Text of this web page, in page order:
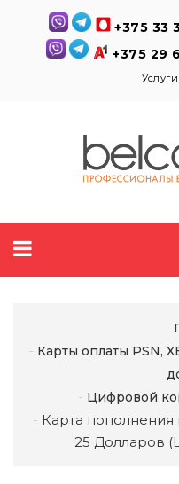
+375 33
+375 29
Услуги
Карты оплаты PSN,
Цифровой
Карта пополнения
25 Долларов